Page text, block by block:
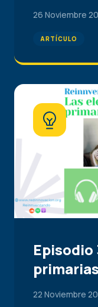
26 Noviembre
ARTÍCULO
primarias
22 Noviembre